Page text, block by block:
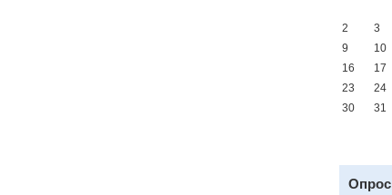
2
3
9
10
16
17
23
24
30
31
Опрос